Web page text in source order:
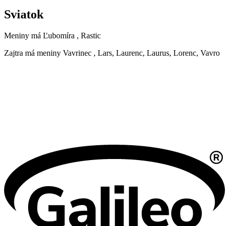
Sviatok
Meniny má Ľubomíra , Rastic
Zajtra má meniny Vavrinec , Lars, Laurenc, Laurus, Lorenc, Vavro